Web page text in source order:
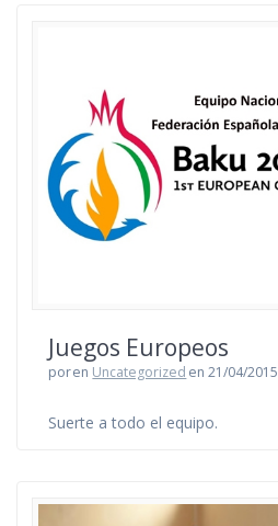
Juegos Europeos
poren Uncategorized en 21/04/2015
Suerte a todo el equipo.